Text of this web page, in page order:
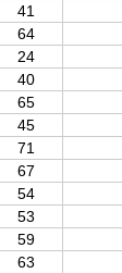
41
64
24
40
65
45
71
67
54
53
59
63